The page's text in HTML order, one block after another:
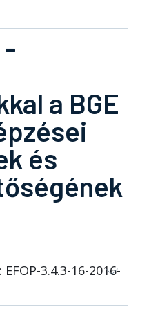
-
a BGE
és
3.4.3-16-2016-